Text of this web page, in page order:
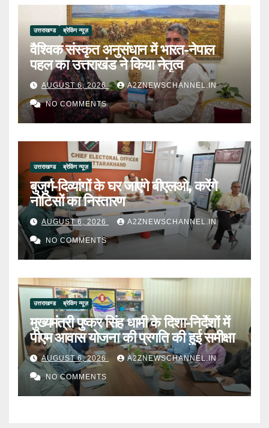
उत्तराखण्ड ब्रेकिंग न्यूज़
वैश्विक संस्कृत अनुसंधान में भारत-नेपाल
पहल का उत्तराखंड ने किया नेतृत्व
AUGUST 6, 2026 A2ZNEWSCHANNEL.IN
NO COMMENTS
उत्तराखण्ड ब्रेकिंग न्यूज़
बुजुर्ग-दिव्यांगों के घर जाएंगे बीएलओ, करेंगे
नोटिसों का निस्तारण
AUGUST 6, 2026 A2ZNEWSCHANNEL.IN
NO COMMENTS
उत्तराखण्ड ब्रेकिंग न्यूज़
मुख्यमंत्री पुष्कर सिंह धामी के दिशा-निर्देशों में
पीएम आवास योजना की प्रगति की हुई समीक्षा
AUGUST 6, 2026 A2ZNEWSCHANNEL.IN
NO COMMENTS